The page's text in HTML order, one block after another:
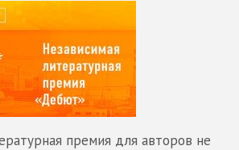
премия для авторов не